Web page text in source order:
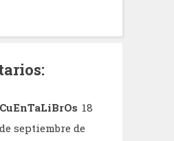
CuEnTaLiBrOs 18
de septiembre de